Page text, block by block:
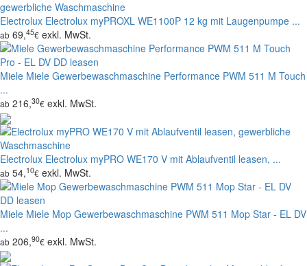
Electrolux Electrolux myPROXL WE1100P 12 kg mit Laugenpumpe ...
ab 69,45€ exkl. MwSt.
Miele Miele Gewerbewaschmaschine Performance PWM 511 M Touch
...
ab 216,30€ exkl. MwSt.
Electrolux Electrolux myPRO WE170 V mit Ablaufventil leasen, ...
ab 54,10€ exkl. MwSt.
Miele Miele Mop Gewerbewaschmaschine PWM 511 Mop Star - EL DV
...
ab 206,90€ exkl. MwSt.